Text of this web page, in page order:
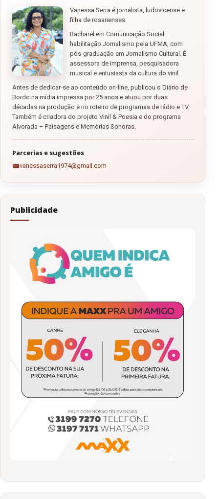
Vanessa Serra é jornalista, ludovicense e
filha de rosarienses.
Bacharel em Comunicação Social –
habilitação Jornalismo pela UFMA, com
pós-graduação em Jornalismo Cultural. É
assessora de imprensa, pesquisadora
musical e entusiasta da cultura do vinil.
Antes de dedicar-se ao conteúdo on-line, publicou o Diário de
Bordo na mídia impressa por 25 anos e atuou por duas
décadas na produção e no roteiro de programas de rádio e TV.
Também é criadora do projeto Vinil & Poesia e do programa
Alvorada – Paisagens e Memórias Sonoras.
Parcerias e sugestões
vanessaserra1974@gmail.com
Publicidade